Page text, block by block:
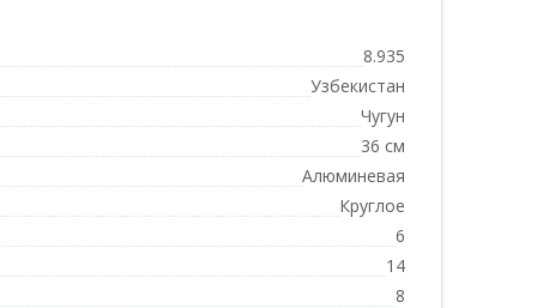
8.935
Узбекистан
Чугун
36 см
Алюминевая
Круглое
6
14
8